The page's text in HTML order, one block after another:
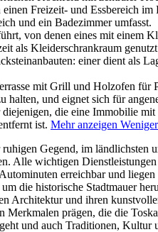
Freizeit- und Essbereich
und ein Badezimmer umfasst.
von denen eines mit einem
als Kleiderschrankraum
einer dient als
mit Grill und Holzofen für
und eignet sich für
die eine Immobilie
ist. Mehr anzeigen
Gegend, im ländlichsten
Alle wichtigen
erreichbar und
die historische Stadtmauer
und ihren
prägen, die die
und auch Traditionen,